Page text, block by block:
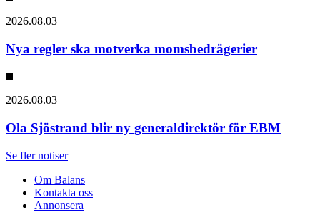
2026.08.03
Nya regler ska motverka momsbedrägerier
2026.08.03
Ola Sjöstrand blir ny generaldirektör för EBM
Se fler notiser
Om Balans
Kontakta oss
Annonsera